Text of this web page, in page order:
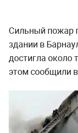
Сильный пожар
здании в
достигла
этом сообщили